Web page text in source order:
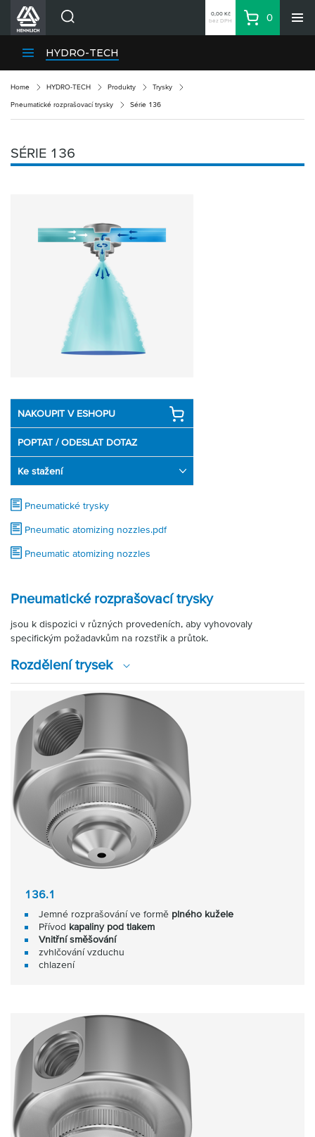
Divize HENNLICH
Blog
Kariéra
O firmě
Přihlásit se
Nákupní seznam
Zone
0,00 Kč
bez DPH
Košík
0
HYDRO-TECH
Home HYDRO-TECH Produkty Trysky
Pneumatické rozprašovací trysky Série 136
SÉRIE 136
NAKOUPIT V ESHOPU
POPTAT / ODESLAT DOTAZ
Ke stažení
Pneumatické trysky
Pneumatic atomizing nozzles.pdf
Pneumatic atomizing nozzles
Pneumatické rozprašovací trysky
jsou k dispozici v různých provedeních, aby vyhovovaly
specifickým požadavkům na rozstřik a průtok.
Rozdělení trysek
136.1
Jemné rozprašování ve formě plného kužele
Přívod kapaliny pod tlakem
Vnitřní směšování
zvhlčování vzduchu
chlazení